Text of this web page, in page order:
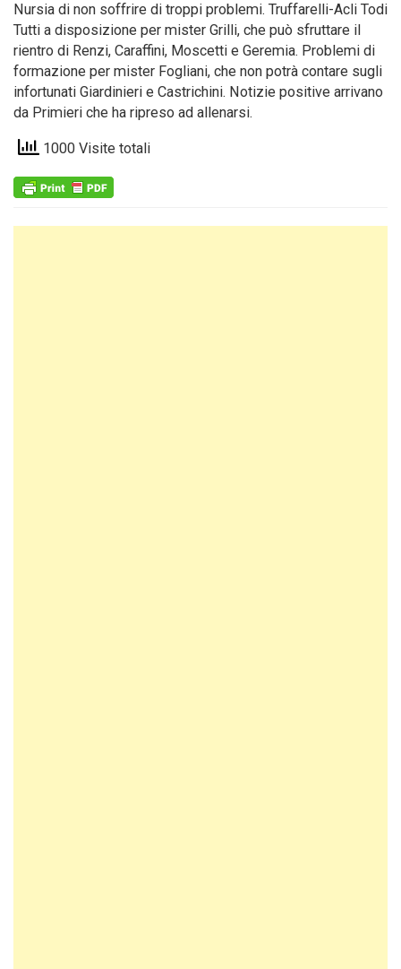
Nursia di non soffrire di troppi problemi. Truffarelli-Acli Todi
Tutti a disposizione per mister Grilli, che può sfruttare il
rientro di Renzi, Caraffini, Moscetti e Geremia. Problemi di
formazione per mister Fogliani, che non potrà contare sugli
infortunati Giardinieri e Castrichini. Notizie positive arrivano
da Primieri che ha ripreso ad allenarsi.
1000 Visite totali